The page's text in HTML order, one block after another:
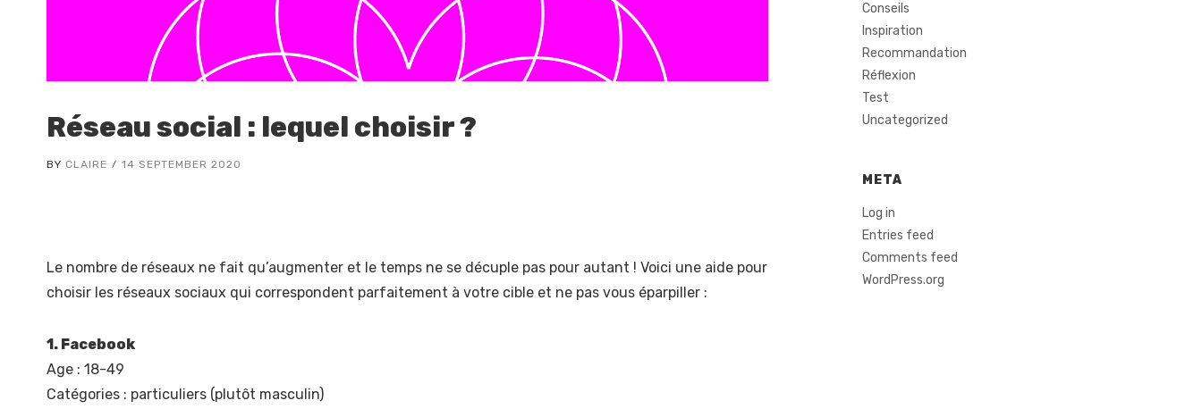
Réseau social : lequel choisir ?
BY CLAIRE 14 SEPTEMBER 2020
Le nombre de réseaux ne fait qu’augmenter et le temps ne se décuple pas pour autant ! Voici une aide pour
choisir les réseaux sociaux qui correspondent parfaitement à votre cible et ne pas vous éparpiller :
1. Facebook
Age : 18-49
Catégories : particuliers (plutôt masculin)
Conseils
Inspiration
Recommandation
Réflexion
Test
Uncategorized
META
Log in
Entries feed
Comments feed
WordPress.org